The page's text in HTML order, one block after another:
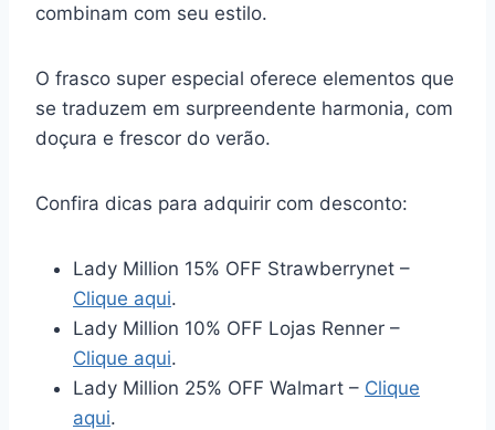
combinam com seu estilo.
O frasco super especial oferece elementos que
se traduzem em surpreendente harmonia, com
doçura e frescor do verão.
Confira dicas para adquirir com desconto:
Lady Million 15% OFF Strawberrynet –
Clique aqui.
Lady Million 10% OFF Lojas Renner –
Clique aqui.
Lady Million 25% OFF Walmart – Clique
aqui.